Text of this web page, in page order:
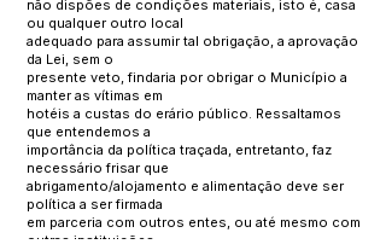
não dispões de condições materiais, isto é, casa
ou qualquer outro local
adequado para assumir tal obrigação, a aprovação
da Lei, sem o
presente veto, findaria por obrigar o Município a
manter as vítimas em
hotéis a custas do erário público. Ressaltamos
que entendemos a
importância da política traçada, entretanto, faz
necessário frisar que
abrigamento/alojamento e alimentação deve ser
política a ser firmada
em parceria com outros entes, ou até mesmo com
outras instituições